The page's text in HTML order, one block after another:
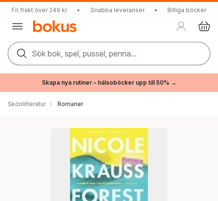
Fri frakt över 249 kr • Snabba leveranser • Billiga böcker
Sök bok, spel, pussel, penna...
Skapa nya rutiner – hälsoböcker upp till 50% →
Skönlitteratur Romaner